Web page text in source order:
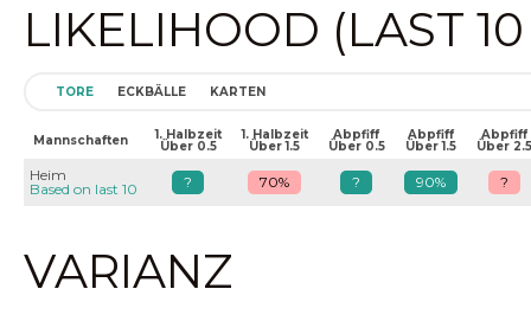
LIKELIHOOD (LAST
TORE ECKBÄLLE KARTEN
Mannschaften 1. Halbzeit
Über 0.5
1. Halbzeit
Über 1.5
Abpfiff
Über 0.5
Abpfiff
Über 1.5
Abpfiff
Über 2.5
Heim
Based on last 10
? 70% ? 90% ?
VARIANZ